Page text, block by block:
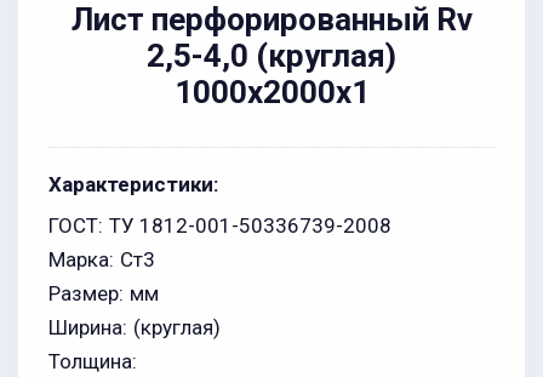
Лист перфорированный Rv
2,5-4,0 (круглая)
1000х2000x1
Характеристики:
ГОСТ: ТУ 1812-001-50336739-2008
Марка: Ст3
Размер: мм
Ширина: (круглая)
Толщина: